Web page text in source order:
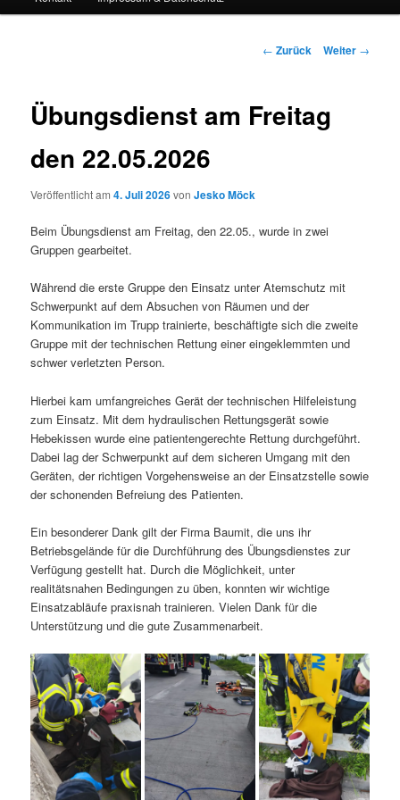
Beitrags-
← Zurück Weiter →
Übungsdienst am Freitag
den 22.05.2026
Veröffentlicht am4. Juli 2026vonJesko Möck
Beim Übungsdienst am Freitag, den 22.05., wurde in zwei
Gruppen gearbeitet.
Während die erste Gruppe den Einsatz unter Atemschutz mit
Schwerpunkt auf dem Absuchen von Räumen und der
Kommunikation im Trupp trainierte, beschäftigte sich die zweite
Gruppe mit der technischen Rettung einer eingeklemmten und
schwer verletzten Person.
Hierbei kam umfangreiches Gerät der technischen Hilfeleistung
zum Einsatz. Mit dem hydraulischen Rettungsgerät sowie
Hebekissen wurde eine patientengerechte Rettung durchgeführt.
Dabei lag der Schwerpunkt auf dem sicheren Umgang mit den
Geräten, der richtigen Vorgehensweise an der Einsatzstelle sowie
der schonenden Befreiung des Patienten.
Ein besonderer Dank gilt der Firma Baumit, die uns ihr
Betriebsgelände für die Durchführung des Übungsdienstes zur
Verfügung gestellt hat. Durch die Möglichkeit, unter
realitätsnahen Bedingungen zu üben, konnten wir wichtige
Einsatzabläufe praxisnah trainieren. Vielen Dank für die
Unterstützung und die gute Zusammenarbeit.